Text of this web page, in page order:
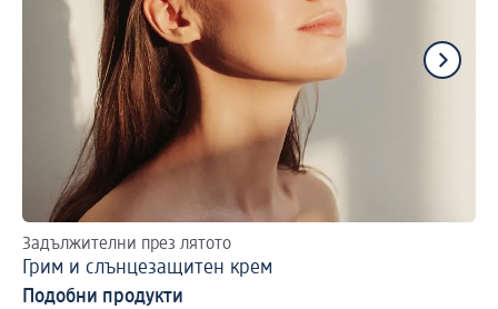
Задължителни през лятото
Грим и слънцезащитен крем
Подобни продукти